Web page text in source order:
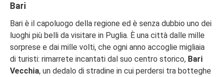
Bari
Bari è il capoluogo della regione ed è senza dubbio uno dei
luoghi più belli da visitare in Puglia. È una città dalle mille
sorprese e dai mille volti, che ogni anno accoglie migliaia
di turisti: rimarrete incantati dal suo centro storico, Bari
Vecchia, un dedalo di stradine in cui perdersi tra botteghe